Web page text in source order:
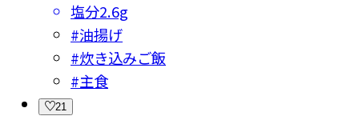
塩分2.6g
#油揚げ
#炊き込みご飯
#主食
21